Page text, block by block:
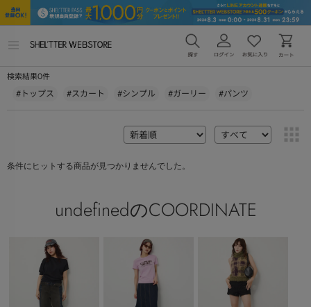
ー
を
検索結果0件
#トップス #スカート #シンプル #ガーリー #パンツ
条件にヒットする商品が見つかりませんでした。
undefinedのCOORDINATE